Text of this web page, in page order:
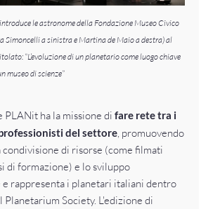
le astronome della Fondazione Museo Civico
Simoncelli a sinistra e Martina de Maio a destra) al
“L’evoluzione di un planetario come luogo chiave
museo di scienze”
PLANit ha la missione di fare rete tra i
del settore, promuovendo
condivisione di risorse (come filmati
di formazione) e lo sviluppo
e rappresenta i planetari italiani dentro
Planetarium Society. L'edizione di